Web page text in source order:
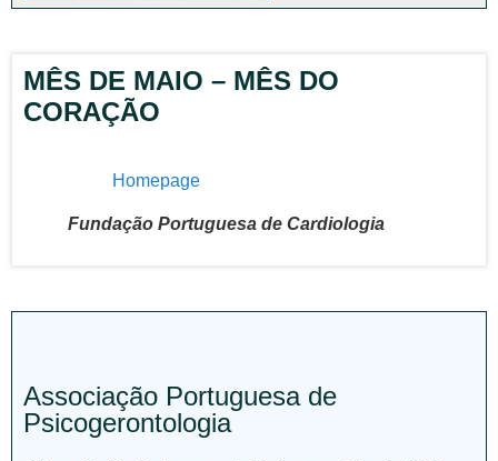
MÊS DE MAIO – MÊS DO
CORAÇÃO
Homepage
Fundação Portuguesa de Cardiologia
Associação Portuguesa de
Psicogerontologia